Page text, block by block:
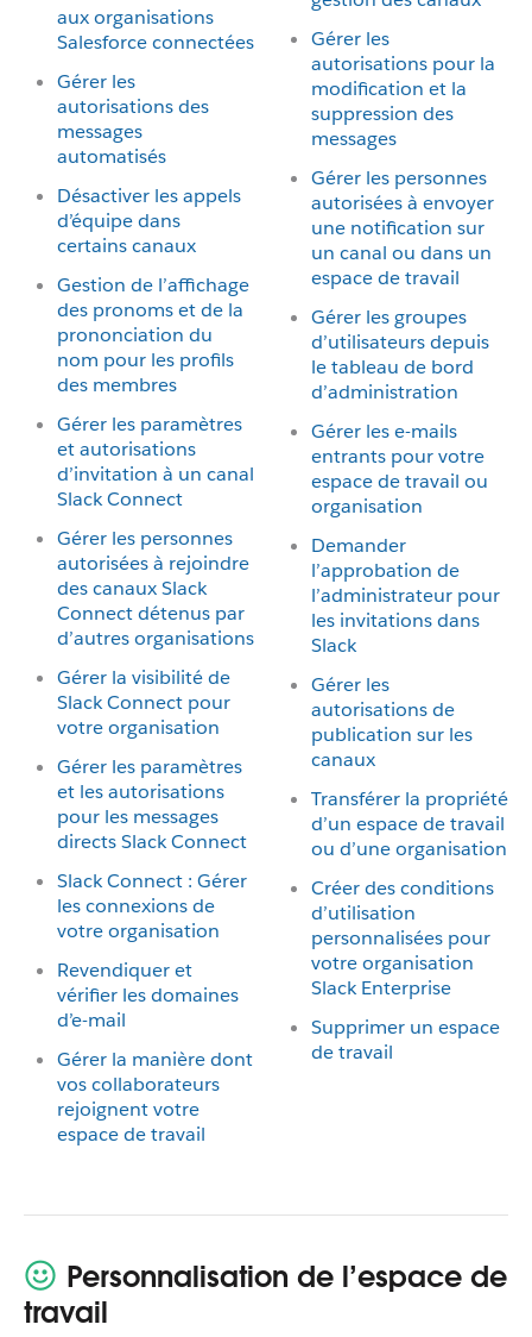
aux organisations
Salesforce connectées
Gérer les
autorisations des
messages
automatisés
Désactiver les appels
d’équipe dans
certains canaux
Gestion de l’affichage
des pronoms et de la
prononciation du
nom pour les profils
des membres
Gérer les paramètres
et autorisations
d’invitation à un canal
Slack Connect
Gérer les personnes
autorisées à rejoindre
des canaux Slack
Connect détenus par
d’autres organisations
Gérer la visibilité de
Slack Connect pour
votre organisation
Gérer les paramètres
et les autorisations
pour les messages
directs Slack Connect
Slack Connect : Gérer
les connexions de
votre organisation
Revendiquer et
vérifier les domaines
d’e-mail
Gérer la manière dont
vos collaborateurs
rejoignent votre
espace de travail
Gérer les
autorisations pour la
modification et la
suppression des
messages
Gérer les personnes
autorisées à envoyer
une notification sur
un canal ou dans un
espace de travail
Gérer les groupes
d’utilisateurs depuis
le tableau de bord
d’administration
Gérer les e-mails
entrants pour votre
espace de travail ou
organisation
Demander
l’approbation de
l’administrateur pour
les invitations dans
Slack
Gérer les
autorisations de
publication sur les
canaux
Transférer la propriété
d’un espace de travail
ou d’une organisation
Créer des conditions
d’utilisation
personnalisées pour
votre organisation
Slack Enterprise
Supprimer un espace
de travail
Personnalisation de l’espace de
travail